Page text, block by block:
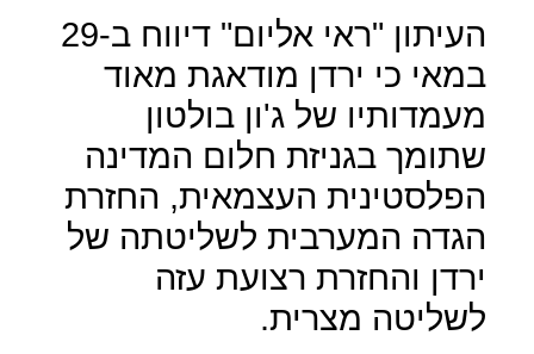
העיתון "ראי אליום" דיווח ב-29
במאי כי ירדן מודאגת מאוד
מעמדותיו של ג'ון בולטון
שתומך בגניזת חלום המדינה
הפלסטינית העצמאית, החזרת
הגדה המערבית לשליטתה של
ירדן והחזרת רצועת עזה
לשליטה מצרית.